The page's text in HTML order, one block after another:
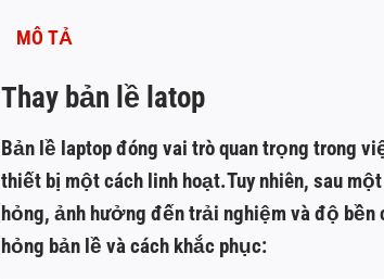
MÔ TẢ
Thay bản lề latop
Bản lề laptop đóng vai trò quan trọng trong
thiết bị một cách linh hoạt.Tuy nhiên, sau
hỏng, ảnh hưởng đến trải nghiệm và độ bền
hỏng bản lề và cách khắc phục: